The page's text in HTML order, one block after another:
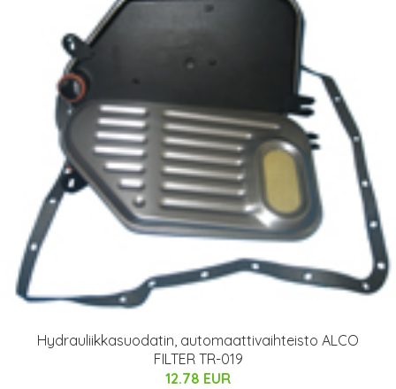
Hydrauliikkasuodatin, automaattivaihteisto ALCO
FILTER TR-019
12.78 EUR